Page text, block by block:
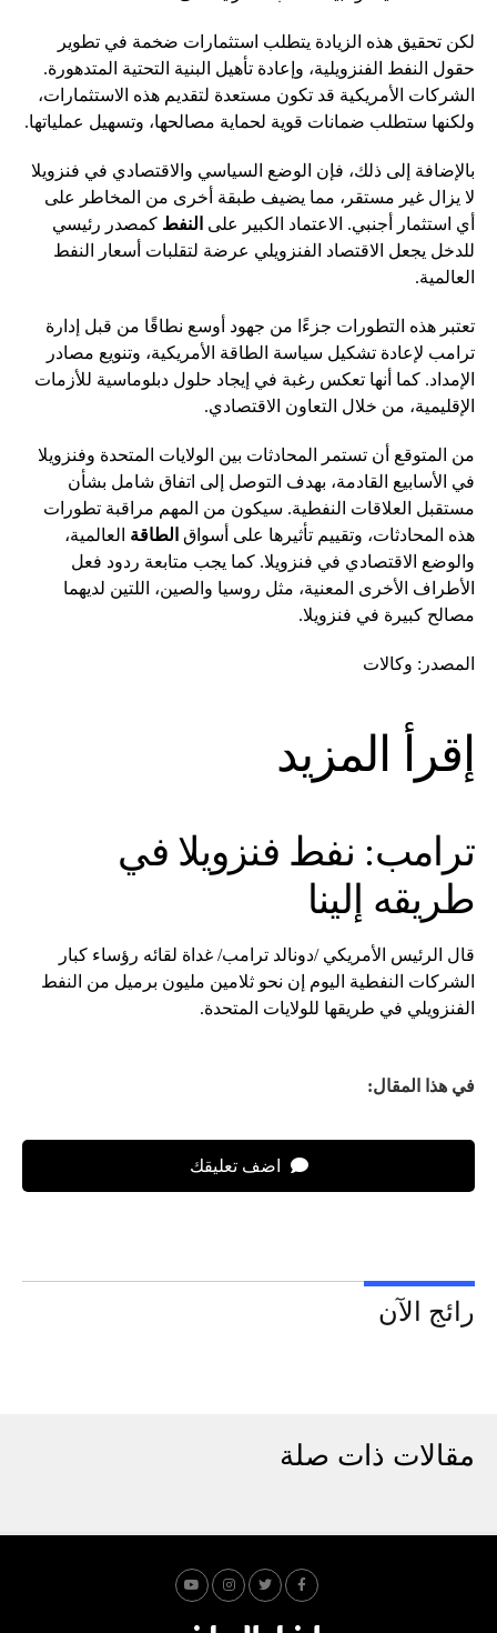
لكن تحقيق هذه الزيادة يتطلب استثمارات ضخمة في تطوير
حقول النفط الفنزويلية، وإعادة تأهيل البنية التحتية المتدهورة.
الشركات الأمريكية قد تكون مستعدة لتقديم هذه الاستثمارات،
ولكنها ستطلب ضمانات قوية لحماية مصالحها، وتسهيل عملياتها.
بالإضافة إلى ذلك، فإن الوضع السياسي والاقتصادي في فنزويلا
لا يزال غير مستقر، مما يضيف طبقة أخرى من المخاطر على
أي استثمار أجنبي. الاعتماد الكبير على النفط كمصدر رئيسي
للدخل يجعل الاقتصاد الفنزويلي عرضة لتقلبات أسعار النفط
العالمية.
تعتبر هذه التطورات جزءًا من جهود أوسع نطاقًا من قبل إدارة
ترامب لإعادة تشكيل سياسة الطاقة الأمريكية، وتنويع مصادر
الإمداد. كما أنها تعكس رغبة في إيجاد حلول دبلوماسية للأزمات
الإقليمية، من خلال التعاون الاقتصادي.
من المتوقع أن تستمر المحادثات بين الولايات المتحدة وفنزويلا
في الأسابيع القادمة، بهدف التوصل إلى اتفاق شامل بشأن
مستقبل العلاقات النفطية. سيكون من المهم مراقبة تطورات
هذه المحادثات، وتقييم تأثيرها على أسواق الطاقة العالمية،
والوضع الاقتصادي في فنزويلا. كما يجب متابعة ردود فعل
الأطراف الأخرى المعنية، مثل روسيا والصين، اللتين لديهما
مصالح كبيرة في فنزويلا.
المصدر: وكالات
إقرأ المزيد
ترامب: نفط فنزويلا في
طريقه إلينا
قال الرئيس الأمريكي /دونالد ترامب/ غداة لقائه رؤساء كبار
الشركات النفطية اليوم إن نحو ثلامين مليون برميل من النفط
الفنزويلي في طريقها للولايات المتحدة.
في هذا المقال:
اضف تعليقك
رائج الآن
مقالات ذات صلة